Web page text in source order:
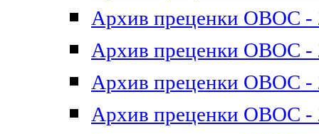
Архив преценки ОВОС -
Архив преценки ОВОС -
Архив преценки ОВОС -
Архив преценки ОВОС -